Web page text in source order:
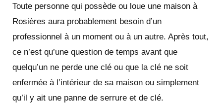
Toute personne qui possède ou loue une maison à
Rosières aura probablement besoin d’un
professionnel à un moment ou à un autre. Après tout,
ce n’est qu’une question de temps avant que
quelqu’un ne perde une clé ou que la clé ne soit
enfermée à l’intérieur de sa maison ou simplement
qu’il y ait une panne de serrure et de clé.